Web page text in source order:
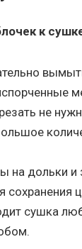
к
не
на дольки и
сохранения
сушка